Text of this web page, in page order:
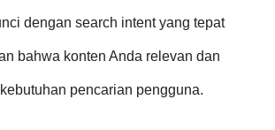
dengan search intent yang tepat
bahwa konten Anda relevan dan
pencarian pengguna.